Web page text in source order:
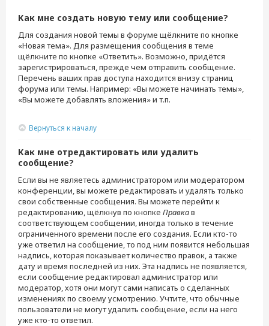
Как мне создать новую тему или сообщение?
Для создания новой темы в форуме щёлкните по кнопке
«Новая тема». Для размещения сообщения в теме
щёлкните по кнопке «Ответить». Возможно, придётся
зарегистрироваться, прежде чем отправить сообщение.
Перечень ваших прав доступа находится внизу страниц
форума или темы. Например: «Вы можете начинать темы»,
«Вы можете добавлять вложения» и т.п.
Вернуться к началу
Как мне отредактировать или удалить
сообщение?
Если вы не являетесь администратором или модератором
конференции, вы можете редактировать и удалять только
свои собственные сообщения. Вы можете перейти к
редактированию, щёлкнув по кнопке Правкав
соответствующем сообщении, иногда только в течение
ограниченного времени после его создания. Если кто-то
уже ответил на сообщение, то под ним появится небольшая
надпись, которая показывает количество правок, а также
дату и время последней из них. Эта надпись не появляется,
если сообщение редактировал администратор или
модератор, хотя они могут сами написать о сделанных
изменениях по своему усмотрению. Учтите, что обычные
пользователи не могут удалить сообщение, если на него
уже кто-то ответил.